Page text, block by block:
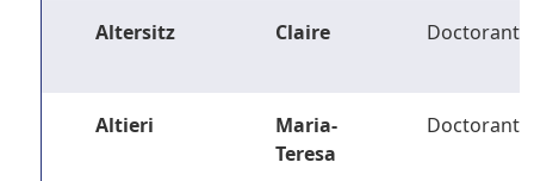
Altersitz Claire Doctorant
Altieri
Maria-
Teresa
Doctorant